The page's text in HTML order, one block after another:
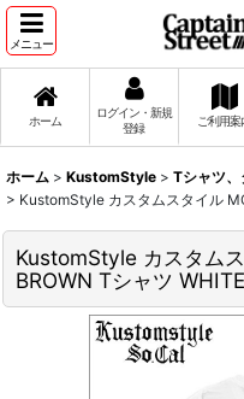
メニュー
ホーム
ログイン・新規
登録
ご利用案
ホーム > KustomStyle > Tシャツ
> KustomStyle カスタムスタイル
KustomStyle カスタム
BROWN Tシャツ WHITE